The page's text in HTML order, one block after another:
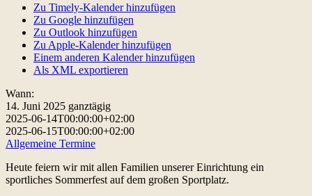
Zu Timely-Kalender hinzufügen
Zu Google hinzufügen
Zu Outlook hinzufügen
Zu Apple-Kalender hinzufügen
Einem anderen Kalender hinzufügen
Als XML exportieren
Wann:
14. Juni 2025 ganztägig
2025-06-14T00:00:00+02:00
2025-06-15T00:00:00+02:00
Allgemeine Termine
Heute feiern wir mit allen Familien unserer Einrichtung ein
sportliches Sommerfest auf dem großen Sportplatz.